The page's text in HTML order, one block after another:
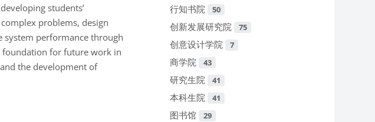
students’
problems, design
system performance through
foundation for future work in
the development of
行知书院 50
创新发展研究院 75
创意设计学院 7
商学院 43
研究生院 41
本科生院 41
图书馆 29